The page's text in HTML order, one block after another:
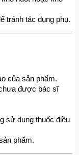
tránh tác dụng phụ.
của sản phẩm.
phẩm.